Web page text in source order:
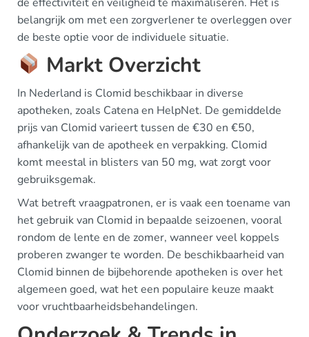
belangrijk om met een zorgverlener te overleggen over
de beste optie voor de individuele situatie.
Markt Overzicht
In Nederland is Clomid beschikbaar in diverse
apotheken, zoals Catena en HelpNet. De gemiddelde
prijs van Clomid varieert tussen de €30 en €50,
afhankelijk van de apotheek en verpakking. Clomid
komt meestal in blisters van 50 mg, wat zorgt voor
gebruiksgemak.
Wat betreft vraagpatronen, er is vaak een toename van
het gebruik van Clomid in bepaalde seizoenen, vooral
rondom de lente en de zomer, wanneer veel koppels
proberen zwanger te worden. De beschikbaarheid van
Clomid binnen de bijbehorende apotheken is over het
algemeen goed, wat het een populaire keuze maakt
voor vruchtbaarheidsbehandelingen.